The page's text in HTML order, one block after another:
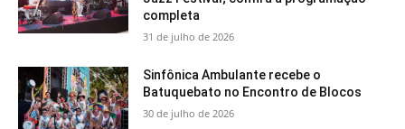
completa
31 de julho de 2026
Sinfônica Ambulante recebe o
Batuquebato no Encontro de Blocos
30 de julho de 2026